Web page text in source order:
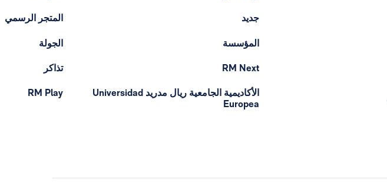
جديد
المؤسسة
RM Next
الأكاديمية الجامعية ريال مدريد Universidad
Europea
المتجر الرسمي
الجولة
تذاكر
RM Play